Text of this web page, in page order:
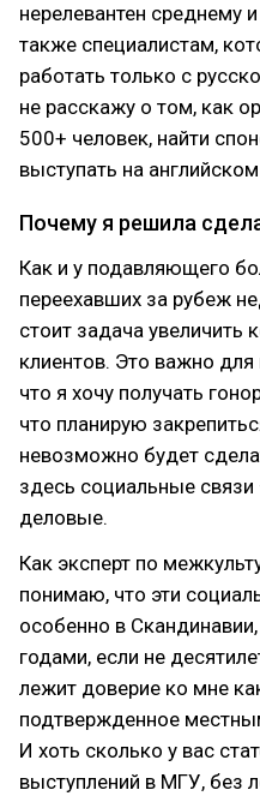
нерелевантен среднему
также специалистам,
работать только с
не расскажу о том, как
500+ человек, найти
выступать на
Почему я решила
Как и у подавляющего
переехавших за рубеж
стоит задача увеличить
клиентов. Это важно
что я хочу получать
что планирую
невозможно будет
здесь социальные связи
деловые.
Как эксперт по
понимаю, что эти
особенно в
годами, если не
лежит доверие ко мне
подтвержденное
И хоть сколько у вас
выступлений в МГУ, без